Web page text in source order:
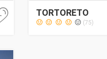
TORTORETO
(75)